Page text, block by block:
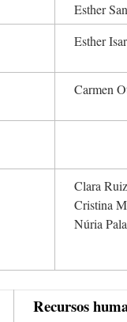
Esther
Esther
Carmen
Clara
Cristina
Núria
Recursos